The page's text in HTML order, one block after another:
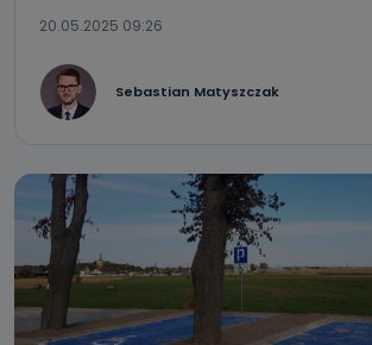
20.05.2025 09:26
Sebastian Matyszczak